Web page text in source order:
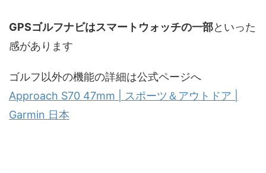
GPSゴルフナビはスマートウォッチの一部といった
感があります
ゴルフ以外の機能の詳細は公式ページへ
Approach S70 47mm | スポーツ＆アウトドア |
Garmin 日本